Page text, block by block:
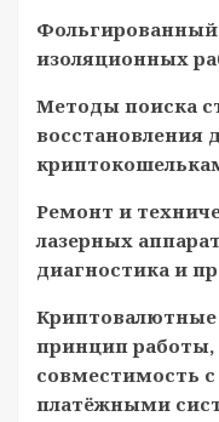
изоляционных
Методы поиска
восстановления
Ремонт и
лазерных
диагностика и
принцип работы,
совместимость
платёжными